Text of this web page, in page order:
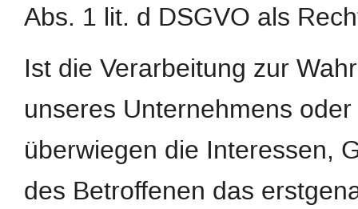
Abs. 1 lit. d DSGVO als
Ist die Verarbeitung zur
unseres Unternehmens
überwiegen die Interessen,
des Betroffenen das